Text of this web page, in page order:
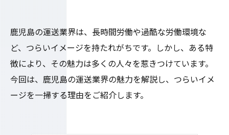
鹿児島の運送業界は、長時間労働や過酷な労働環境な
ど、つらいイメージを持たれがちです。しかし、ある特
徴により、その魅力は多くの人々を惹きつけています。
今回は、鹿児島の運送業界の魅力を解説し、つらいイメ
ージを一掃する理由をご紹介します。